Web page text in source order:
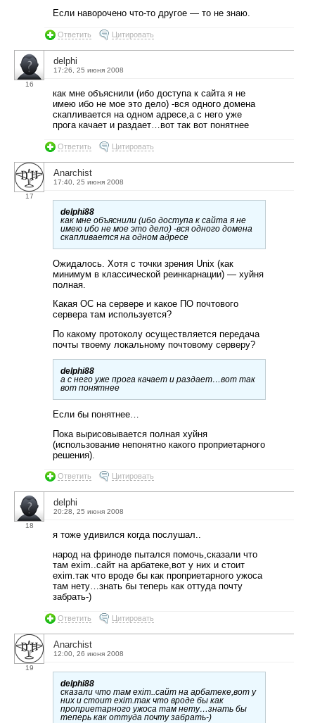
Если наворочено что-то другое — то не знаю.
Ответить Цитировать
16
delphi
17:26, 25 июня 2008
как мне объяснили (ибо доступа к сайта я не
имею ибо не мое это дело) -вся одного домена
скапливается на одном адресе,а с него уже
прога качает и раздает…вот так вот понятнее
Ответить Цитировать
17
Anarchist
17:40, 25 июня 2008
delphi88
как мне объяснили (ибо доступа к сайта я не
имею ибо не мое это дело) -вся одного домена
скапливается на одном адресе
Ожидалось. Хотя с точки зрения Unix (как
минимум в классической реинкарнации) — хуйня
полная.
Какая ОС на сервере и какое ПО почтового
сервера там используется?
По какому протоколу осуществляется передача
почты твоему локальному почтовому серверу?
delphi88
а с него уже прога качает и раздает…вот так
вот понятнее
Если бы понятнее…
Пока вырисовывается полная хуйня
(использование непонятно какого проприетарного
решения).
Ответить Цитировать
18
delphi
20:28, 25 июня 2008
я тоже удивился когда послушал..
народ на фриноде пытался помочь,сказали что
там exim..сайт на арбатеке,вот у них и стоит
exim.так что вроде бы как проприетарного ужоса
там нету…знать бы теперь как оттуда почту
забрать-)
Ответить Цитировать
19
Anarchist
12:00, 26 июня 2008
delphi88
сказали что там exim..сайт на арбатеке,вот у
них и стоит exim.так что вроде бы как
проприетарного ужоса там нету…знать бы
теперь как оттуда почту забрать-)